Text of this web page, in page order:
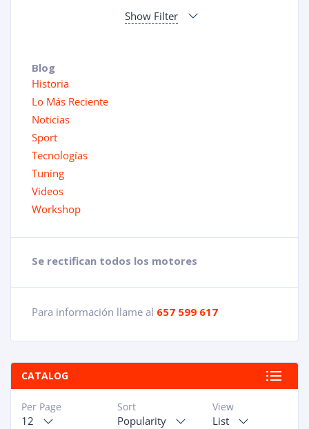
Show Filter
Blog
Historia
Lo Más Reciente
Noticias
Sport
Tecnologías
Tuning
Videos
Workshop
Se rectifican todos los motores
Para información llame al 657 599 617
CATALOG
View
List
Sort
Popularity
Per Page
12